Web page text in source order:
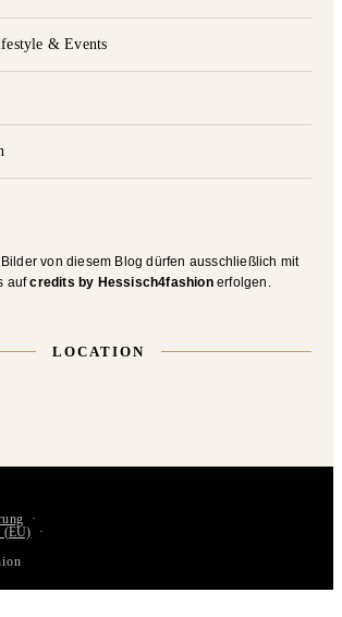
& Events
von diesem Blog dürfen ausschließlich mit
aufcredits by Hessisch4fashionerfolgen.
LOCATION
(EU)